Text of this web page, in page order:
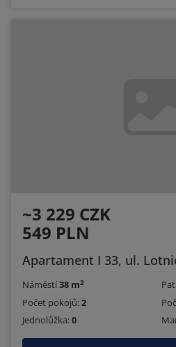
~3 229 CZK
549 PLN
Apartament I 33, ul.
Náměstí38 m2
Počet pokojů:2
Jednolůžka:0